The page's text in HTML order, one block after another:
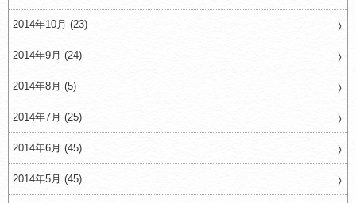
2014年10月 (23)
2014年9月 (24)
2014年8月 (5)
2014年7月 (25)
2014年6月 (45)
2014年5月 (45)